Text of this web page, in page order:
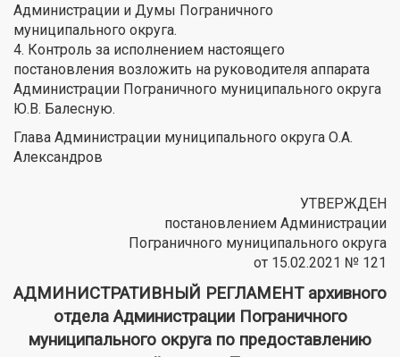
Администрации и Думы Пограничного
муниципального округа.
4. Контроль за исполнением настоящего
постановления возложить на руководителя аппарата
Администрации Пограничного муниципального округа
Ю.В. Балесную.
Глава Администрации муниципального округа О.А.
Александров
УТВЕРЖДЕН
постановлением Администрации
Пограничного муниципального округа
от 15.02.2021 № 121
АДМИНИСТРАТИВНЫЙ РЕГЛАМЕНТ архивного
отдела Администрации Пограничного
муниципального округа по предоставлению